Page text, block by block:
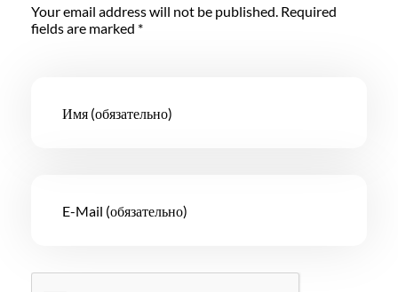
Your email address will not be published. Required
fields are marked *